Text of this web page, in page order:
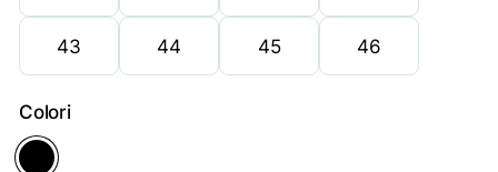
43 44 45 46
Colori
Black